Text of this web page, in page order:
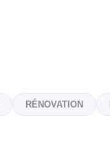
RÉNOVATION